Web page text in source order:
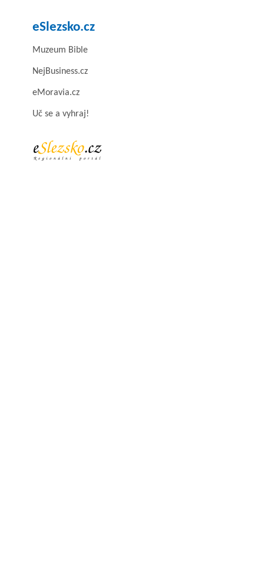
eSlezsko.cz
Muzeum Bible
NejBusiness.cz
eMoravia.cz
Uč se a vyhraj!